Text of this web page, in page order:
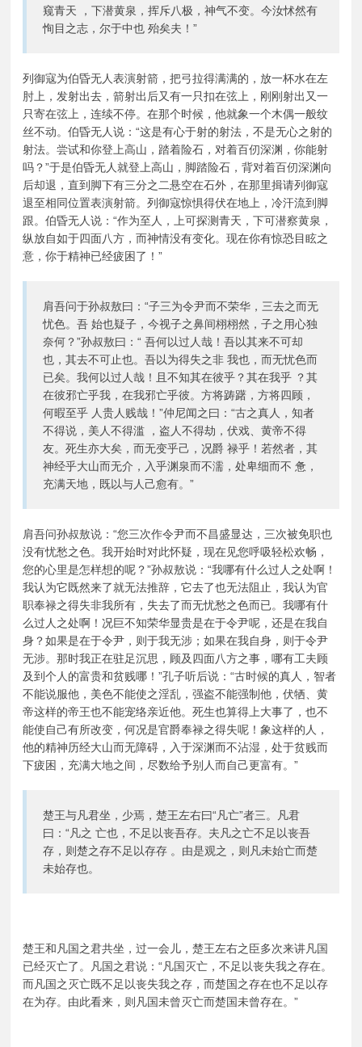
窥青天 ，下潜黄泉，挥斥八极，神气不变。今汝怵然有
恂目之志，尔于中也 殆矣夫！”
列御寇为伯昏无人表演射箭，把弓拉得满满的，放一杯水在左
肘上，发射出去，箭射出后又有一只扣在弦上，刚刚射出又一
只寄在弦上，连续不停。在那个时候，他就象一个木偶一般纹
丝不动。伯昏无人说：“这是有心于射的射法，不是无心之射的
射法。尝试和你登上高山，踏着险石，对着百仞深渊，你能射
吗？”于是伯昏无人就登上高山，脚踏险石，背对着百仞深渊向
后却退，直到脚下有三分之二悬空在石外，在那里揖请列御寇
退至相同位置表演射箭。列御寇惊惧得伏在地上，冷汗流到脚
跟。伯昏无人说：“作为至人，上可探测青天，下可潜察黄泉，
纵放自如于四面八方，而神情没有变化。现在你有惊恐目眩之
意，你于精神已经疲困了！”
肩吾问于孙叔敖曰：“子三为令尹而不荣华，三去之而无
忧色。吾 始也疑子，今视子之鼻间栩栩然，子之用心独
奈何？”孙叔敖曰：“ 吾何以过人哉！吾以其来不可却
也，其去不可止也。吾以为得失之非 我也，而无忧色而
已矣。我何以过人哉！且不知其在彼乎？其在我乎 ？其
在彼邪亡乎我，在我邪亡乎彼。方将踌躇，方将四顾，
何暇至乎 人贵人贱哉！”仲尼闻之曰：“古之真人，知者
不得说，美人不得滥 ，盗人不得劫，伏戏、黄帝不得
友。死生亦大矣，而无变乎己，况爵 禄乎！若然者，其
神经乎大山而无介，入乎渊泉而不濡，处卑细而不 惫，
充满天地，既以与人己愈有。”
肩吾问孙叔敖说：“您三次作令尹而不昌盛显达，三次被免职也
没有忧愁之色。我开始时对此怀疑，现在见您呼吸轻松欢畅，
您的心里是怎样想的呢？”孙叔敖说：“我哪有什么过人之处啊！
我认为它既然来了就无法推辞，它去了也无法阻止，我认为官
职奉禄之得失非我所有，失去了而无忧愁之色而已。我哪有什
么过人之处啊！况巨不知荣华显贵是在于令尹呢，还是在我自
身？如果是在于令尹，则于我无涉；如果在我自身，则于令尹
无涉。那时我正在驻足沉思，顾及四面八方之事，哪有工夫顾
及到个人的富贵和贫贱哪！”孔子听后说：“古时候的真人，智者
不能说服他，美色不能使之淫乱，强盗不能强制他，伏牺、黄
帝这样的帝王也不能宠络亲近他。死生也算得上大事了，也不
能使自己有所改变，何况是官爵奉禄之得失呢！象这样的人，
他的精神历经大山而无障碍，入于深渊而不沾湿，处于贫贱而
下疲困，充满大地之间，尽数给予别人而自己更富有。”
楚王与凡君坐，少焉，楚王左右曰“凡亡”者三。凡君
曰：“凡之 亡也，不足以丧吾存。夫凡之亡不足以丧吾
存，则楚之存不足以存存 。由是观之，则凡未始亡而楚
未始存也。
楚王和凡国之君共坐，过一会儿，楚王左右之臣多次来讲凡国
已经灭亡了。凡国之君说：“凡国灭亡，不足以丧失我之存在。
而凡国之灭亡既不足以丧失我之存，而楚国之存在也不足以存
在为存。由此看来，则凡国未曾灭亡而楚国未曾存在。”